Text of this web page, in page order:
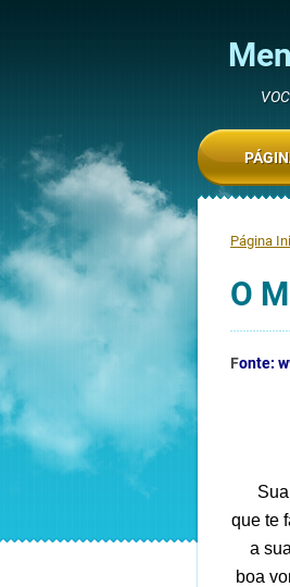
Página
O
Fonte:
que te
a
boa